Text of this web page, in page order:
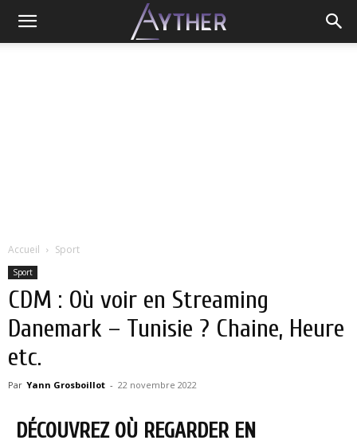
Accueil Sport
Sport
CDM : Où voir en Streaming
Danemark – Tunisie ? Chaine, Heure
etc.
Par Yann Grosboillot - 22 novembre 2022
DÉCOUVREZ OÙ REGARDER EN